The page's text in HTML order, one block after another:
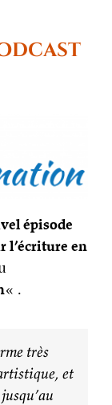
épisode
l’écriture en
« .
très
et